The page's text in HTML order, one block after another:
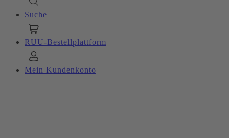
Suche
RUU-Bestellplattform
Mein Kundenkonto